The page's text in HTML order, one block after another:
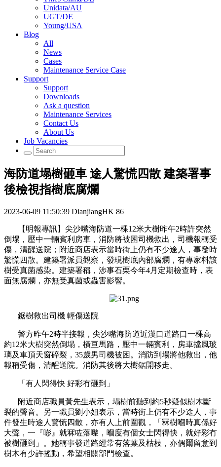
Unidata/AU
UGT/DE
Young/USA
Blog
All
News
Cases
Maintenance Service Case
Support
Support
Downloads
Ask a question
Maintenance Services
Contact Us
About Us
Job Vacancies
海防道塌樹砸車 途人驚慌四散 建築署事
後檢視指樹底腐爛
2023-06-09 11:50:39 DianjiangHK 86
【明報專訊】尖沙嘴海防道一棵12米大樹昨午2時許突然
倒塌，壓中一輛賓利房車，消防將被困司機救出，司機報稱受
傷，清醒送院；附近商店表示當時街上仍有不少途人，事發時
驚慌四散。建築署派員觀察，發現樹底內部腐爛，有專家料該
樹受真菌感染。建築署稱，涉事石栗今年4月定期檢查時，表
面無腐爛，亦無受真菌或蟲害影響。
鋸樹救出司機 輕傷送院
警方昨午2時半接報，尖沙嘴海防道近漢口道路口一棵高
約12米大樹突然倒塌，橫亘馬路，壓中一輛賓利，房車擋風玻
璃及車頂天窗碎裂，35歲男司機被困。消防到場將他救出，他
報稱受傷，清醒送院。消防其後將大樹鋸開移走。
「有人閃得快 好彩冇砸到」
附近商店職員黃先生表示，塌樹前聽到約5秒疑似樹木斷
裂的聲音。另一職員劉小姐表示，當時街上仍有不少途人，事
件發生時途人驚慌四散，亦有人上前圍觀，「冧樹嗰時真係好
大聲，一『嘭』就冧咗落嚟，嗰度有個女士閃得快，就好彩冇
被樹砸到」。她稱事發道路經常有落葉及枯枝，亦偶爾留意到
樹木有少許搖動，希望相關部門檢查。